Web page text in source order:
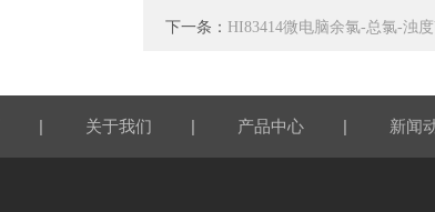
下一条： HI83414微电脑余氯-总氯-浊
| 关于我们 | 产品中心 | 新闻